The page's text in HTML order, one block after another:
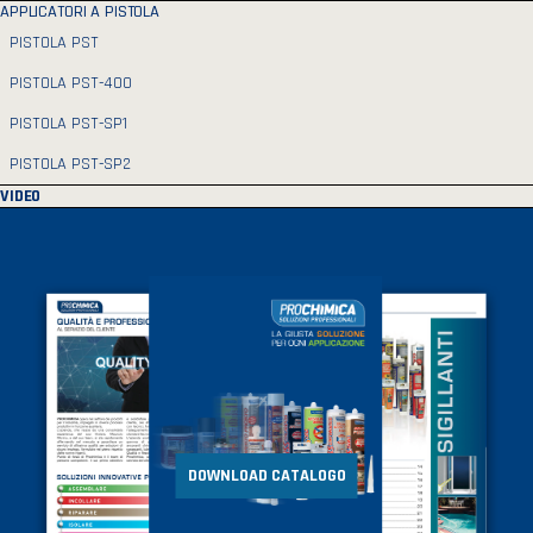
APPLICATORI A PISTOLA
PISTOLA PST
PISTOLA PST-400
PISTOLA PST-SP1
PISTOLA PST-SP2
VIDEO
DOWNLOAD CATALOGO